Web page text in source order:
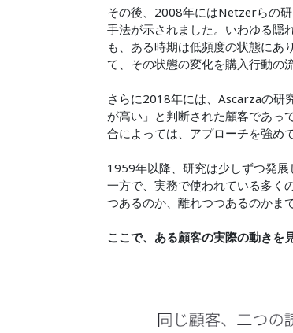
その後、2008年にはNetzerらの
手法が示されました。いわゆる隠
も、ある時期は低頻度の状態にあ
て、その状態の変化を購入行動の
さらに2018年には、Ascarzaの研
が高い」と判断された顧客であっ
合によっては、アプローチを強め
1959年以降、研究は少しずつ発展
一方で、実務で使われている多く
つあるのか、離れつつあるのかま
ここで、ある顧客の実際の動きを